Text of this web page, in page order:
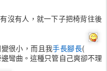
沒有人，就一下子把椅背往後
很小，而且我手長腳長(
彎曲。這種只管自己爽卻不理